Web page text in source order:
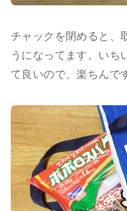
チャックを閉めると、
うになってます。いち
て良いので、楽ちんで